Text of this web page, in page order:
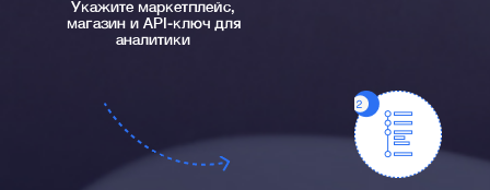
Укажите маркетплейс,
магазин и API-ключ для
аналитики